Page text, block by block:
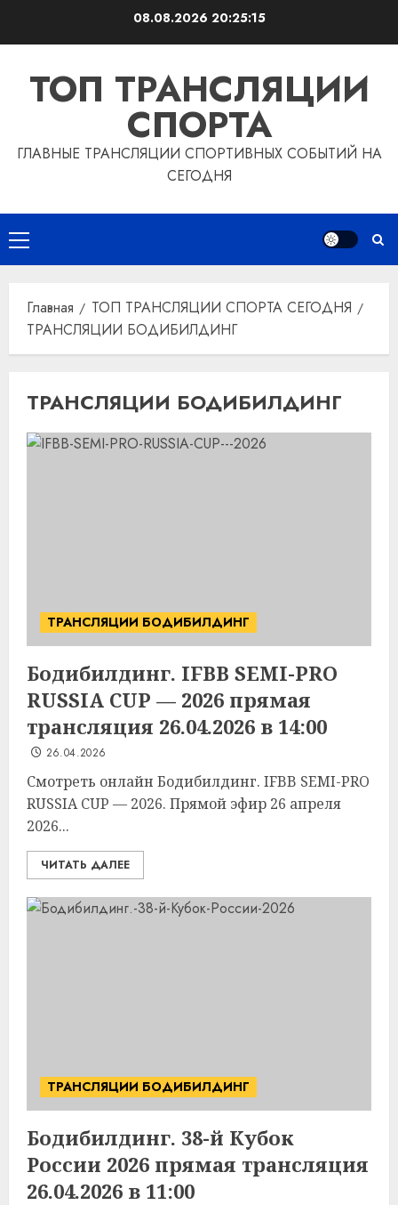
08.08.2026 20:25:16
ТОП ТРАНСЛЯЦИИ
СПОРТА
ГЛАВНЫЕ ТРАНСЛЯЦИИ СПОРТИВНЫХ СОБЫТИЙ НА
СЕГОДНЯ
Основное
меню
Главная
ТОП ТРАНСЛЯЦИИ СПОРТА СЕГОДНЯ
ТРАНСЛЯЦИИ БОДИБИЛДИНГ
ТРАНСЛЯЦИИ БОДИБИЛДИНГ
ТРАНСЛЯЦИИ БОДИБИЛДИНГ
Бодибилдинг. IFBB SEMI-PRO
RUSSIA CUP — 2026 прямая
трансляция 26.04.2026 в 14:00
26.04.2026
Смотреть онлайн Бодибилдинг. IFBB SEMI-PRO
RUSSIA CUP — 2026. Прямой эфир 26 апреля
2026...
ЧИТАТЬ ДАЛЕЕ
ТРАНСЛЯЦИИ БОДИБИЛДИНГ
Бодибилдинг. 38-й Кубок
России 2026 прямая трансляция
26.04.2026 в 11:00